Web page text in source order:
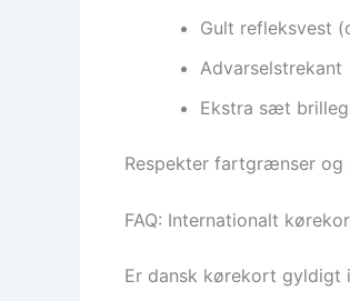
Gult refleksvest
Advarselstrekant
Ekstra sæt
Respekter fartgrænser
FAQ: Internationalt
Er dansk kørekort gyldigt